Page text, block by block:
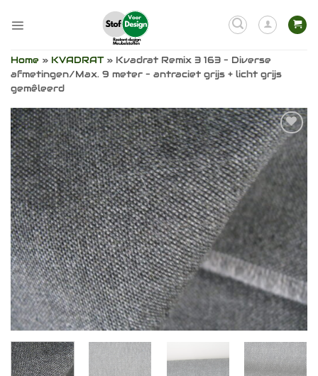
naar
Home » KVADRAT» Kvadrat Remix 3 163 – Diverse
afmetingen/Max. 9 meter – antraciet grijs + licht grijs
gemêleerd
Toevoegen
aan
verlanglijst